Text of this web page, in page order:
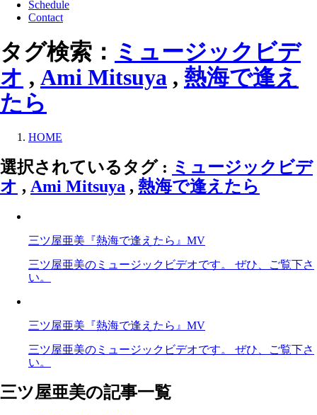
Schedule
Contact
タグ検索： ミュージックビデ
オ , Ami Mitsuya , 熱海で逢え
たら
HOME
選択されているタグ : ミュージックビデ
オ , Ami Mitsuya , 熱海で逢えたら
三ツ屋亜美『熱海で逢えたら』MV
三ツ屋亜美のミュージックビデオです。 ぜひ、ご覧下さ
い。
三ツ屋亜美『熱海で逢えたら』MV
三ツ屋亜美のミュージックビデオです。 ぜひ、ご覧下さ
い。
三ツ屋亜美の記事一覧